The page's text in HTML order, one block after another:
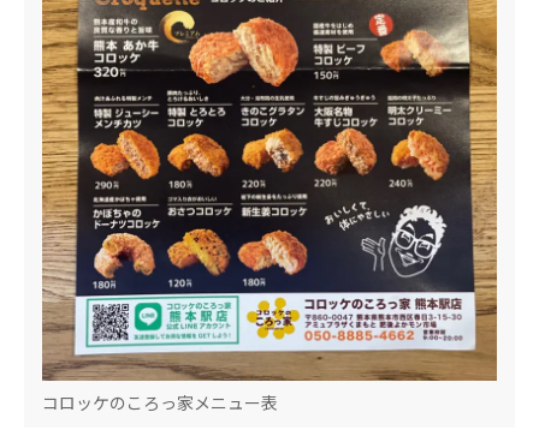
コロッケのころっ家メニュー表